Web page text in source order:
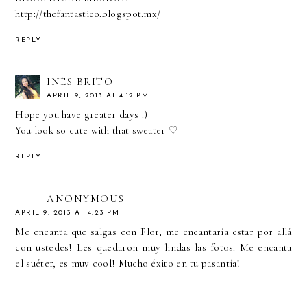
http://thefantastico.blogspot.mx/
REPLY
INÊS BRITO
APRIL 9, 2013 AT 4:12 PM
Hope you have greater days :)
You look so cute with that sweater ♡
REPLY
ANONYMOUS
APRIL 9, 2013 AT 4:23 PM
Me encanta que salgas con Flor, me encantaría estar por allá
con ustedes! Les quedaron muy lindas las fotos. Me encanta
el suéter, es muy cool! Mucho éxito en tu pasantía!